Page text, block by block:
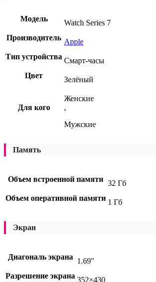
Модель
Watch Series 7
Производитель Apple
Тип устройства Смарт-часы
Цвет
Зелёный
Для кого
Женские
,
Мужские
Память
Объем встроенной памяти 32 Гб
Объем оперативной памяти 1 Гб
Экран
Диагональ экрана 1.69"
Разрешение экрана 352×430